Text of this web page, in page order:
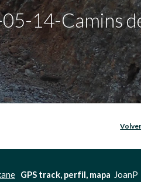
14-Camins
GPS track, perfil, mapa JoanP